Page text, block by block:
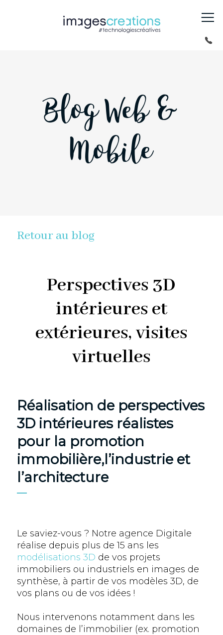
Blog Web &
Mobile
Retour au blog
Perspectives 3D
intérieures et
extérieures, visites
virtuelles
Réalisation de perspectives
3D intérieures réalistes
pour la promotion
immobilière,l’industrie et
l’architecture
Le saviez-vous ? Notre agence Digitale
réalise depuis plus de 15 ans les
modélisations 3D de vos projets
immobiliers ou industriels en images de
synthèse, à partir de vos modèles 3D, de
vos plans ou de vos idées !
Nous intervenons notamment dans les
domaines de l’immobilier (ex. promotion